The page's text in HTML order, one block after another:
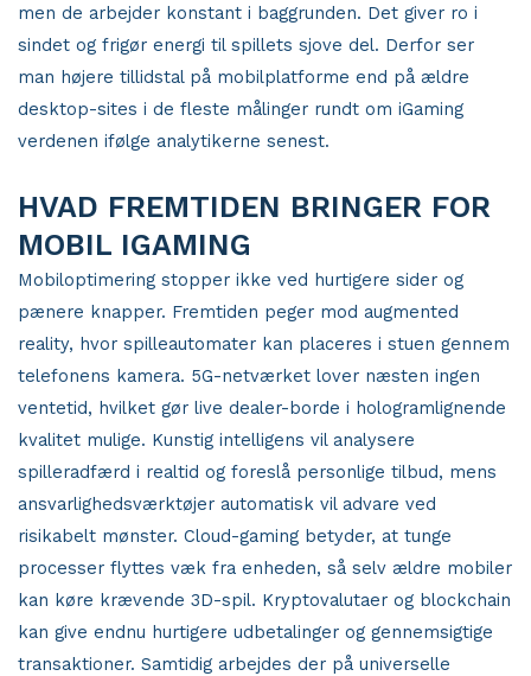
men de arbejder konstant i baggrunden. Det giver ro i
sindet og frigør energi til spillets sjove del. Derfor ser
man højere tillidstal på mobilplatforme end på ældre
desktop-sites i de fleste målinger rundt om iGaming
verdenen ifølge analytikerne senest.
HVAD FREMTIDEN BRINGER FOR
MOBIL IGAMING
Mobiloptimering stopper ikke ved hurtigere sider og
pænere knapper. Fremtiden peger mod augmented
reality, hvor spilleautomater kan placeres i stuen gennem
telefonens kamera. 5G-netværket lover næsten ingen
ventetid, hvilket gør live dealer-borde i hologramlignende
kvalitet mulige. Kunstig intelligens vil analysere
spilleradfærd i realtid og foreslå personlige tilbud, mens
ansvarlighedsværktøjer automatisk vil advare ved
risikabelt mønster. Cloud-gaming betyder, at tunge
processer flyttes væk fra enheden, så selv ældre mobiler
kan køre krævende 3D-spil. Kryptovalutaer og blockchain
kan give endnu hurtigere udbetalinger og gennemsigtige
transaktioner. Samtidig arbejdes der på universelle